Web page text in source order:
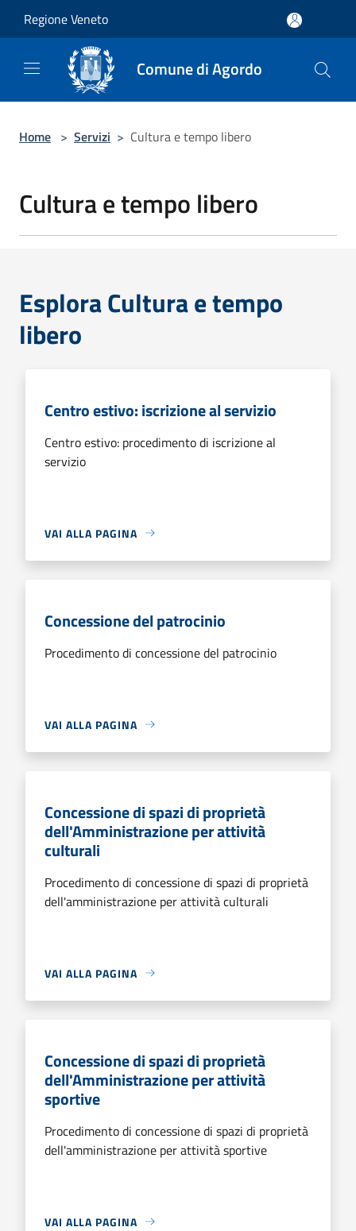
Regione Veneto
Comune di Agordo
Home > Servizi > Cultura e tempo libero
Cultura e tempo libero
Esplora Cultura e tempo
libero
Centro estivo: iscrizione al servizio
Centro estivo: procedimento di iscrizione al
servizio
VAI ALLA PAGINA
Concessione del patrocinio
Procedimento di concessione del patrocinio
VAI ALLA PAGINA
Concessione di spazi di proprietà
dell'Amministrazione per attività
culturali
Procedimento di concessione di spazi di proprietà
dell'amministrazione per attività culturali
VAI ALLA PAGINA
Concessione di spazi di proprietà
dell'Amministrazione per attività
sportive
Procedimento di concessione di spazi di proprietà
dell'amministrazione per attività sportive
VAI ALLA PAGINA